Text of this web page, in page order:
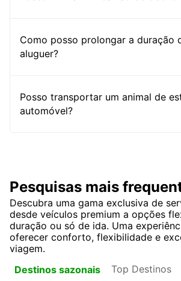
Como posso prolongar a duração
aluguer?
Posso transportar um animal de
automóvel?
Pesquisas mais
Descubra uma gama exclusiva de
desde veículos premium a opções
duração ou só de ida. Uma
oferecer conforto, flexibilidade e
viagem.
Destinos sazonais
Top Destinos